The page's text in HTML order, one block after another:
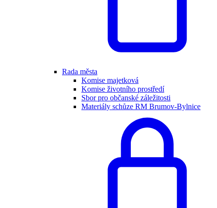
Rada města
Komise majetková
Komise životního prostředí
Sbor pro občanské záležitosti
Materiály schůze RM Brumov-Bylnice